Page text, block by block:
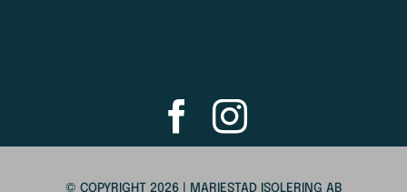
© COPYRIGHT 2026 | MARIESTAD ISOLERING AB